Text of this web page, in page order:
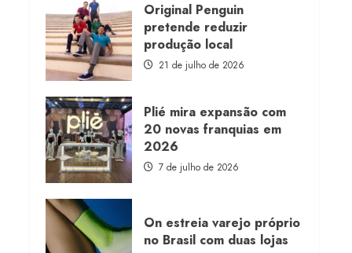
Original Penguin
pretende reduzir
produção local
21 de julho de 2026
Plié mira expansão com
20 novas franquias em
2026
7 de julho de 2026
On estreia varejo próprio
no Brasil com duas lojas